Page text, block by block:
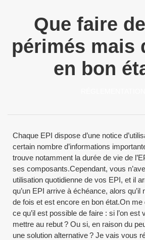
Que faire
périmés mais
en bon
Chaque EPI dispose d’une notice
certain nombre d’informations
trouve notamment la durée de vie de
ses composants.Cependant, vous
utilisation quotidienne de vos EPI, et il
qu’un EPI arrive à échéance, alors qu’il
de fois et est encore en bon état.On
ce qu’il est possible de faire : si l’on est
mettre au rebut ? Ou si, en raison du
une solution alternative ? Je vais vous